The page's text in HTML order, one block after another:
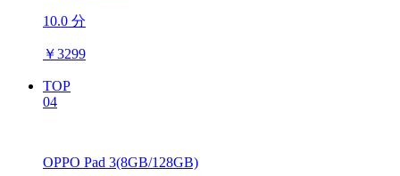
10.0 分
￥3299
TOP
04
OPPO Pad 3(8GB/128GB)